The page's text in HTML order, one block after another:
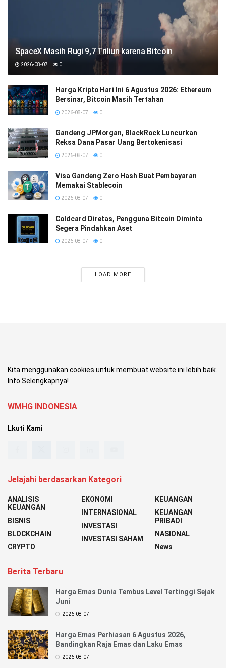
SpaceX Masih Rugi 9,7 Triliun karena Bitcoin
2026-08-07 0
Harga Kripto Hari Ini 6 Agustus 2026: Ethereum
Bersinar, Bitcoin Masih Tertahan
2026-08-07 0
Gandeng JPMorgan, BlackRock Luncurkan
Reksa Dana Pasar Uang Bertokenisasi
2026-08-07 0
Visa Gandeng Zero Hash Buat Pembayaran
Memakai Stablecoin
2026-08-07 0
Coldcard Diretas, Pengguna Bitcoin Diminta
Segera Pindahkan Aset
2026-08-07 0
LOAD MORE
Kita menggunakan cookies untuk membuat website ini lebih baik.
Info Selengkapnya!
WMHG INDONESIA
Lkuti Kami
Jelajahi berdasarkan Kategori
ANALISIS
KEUANGAN
BISNIS
BLOCKCHAIN
CRYPTO
EKONOMI
INTERNASIONAL
INVESTASI
INVESTASI SAHAM
KEUANGAN
KEUANGAN
PRIBADI
NASIONAL
News
Berita Terbaru
Harga Emas Dunia Tembus Level Tertinggi Sejak
Juni
2026-08-07
Harga Emas Perhiasan 6 Agustus 2026,
Bandingkan Raja Emas dan Laku Emas
2026-08-07